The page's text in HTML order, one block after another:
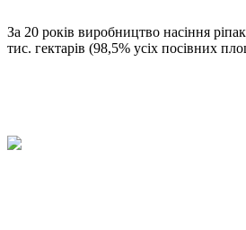
За 20 років виробництво насіння
тис. гектарів (98,5% усіх посівних